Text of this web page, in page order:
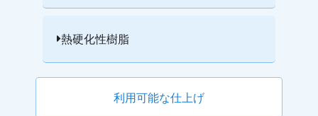
利用可能な仕上げ
熱硬化性樹脂